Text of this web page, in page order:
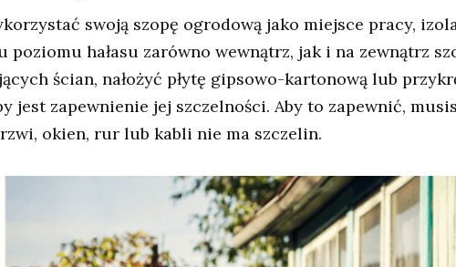
swoją szopę ogrodową jako miejsce pracy,
poziomu hałasu zarówno wewnątrz, jak i na zewnątrz
ścian, nałożyć płytę gipsowo-kartonową lub
jest zapewnienie jej szczelności. Aby to zapewnić,
okien, rur lub kabli nie ma szczelin.